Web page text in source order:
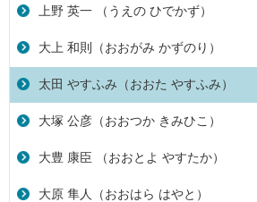
上野 英一 （うえの ひでかず）
大上 和則（おおがみ かずのり）
太田 やすふみ（おおた やすふみ）
大塚 公彦（おおつか きみひこ）
大豊 康臣 （おおとよ やすたか）
大原 隼人（おおはら はやと）